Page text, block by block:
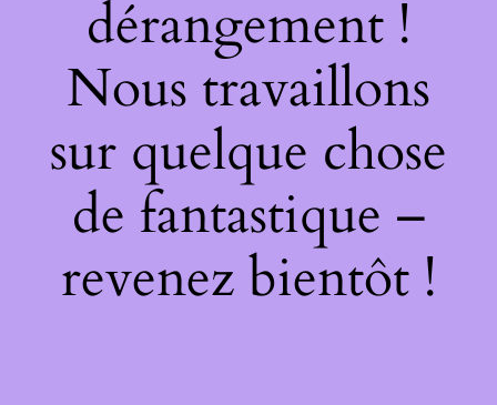
dérangement !
Nous travaillons
sur quelque chose
de fantastique –
revenez bientôt !